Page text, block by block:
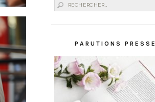
Rechercher :
PARUTIONS PRESSE